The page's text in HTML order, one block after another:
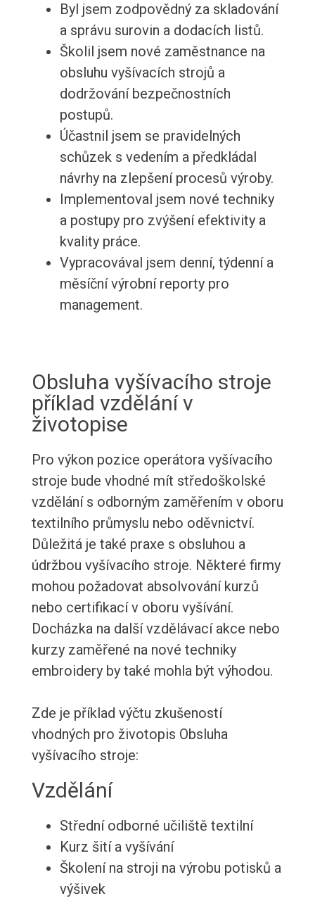
Byl jsem zodpovědný za skladování
a správu surovin a dodacích listů.
Školil jsem nové zaměstnance na
obsluhu vyšívacích strojů a
dodržování bezpečnostních
postupů.
Účastnil jsem se pravidelných
schůzek s vedením a předkládal
návrhy na zlepšení procesů výroby.
Implementoval jsem nové techniky
a postupy pro zvýšení efektivity a
kvality práce.
Vypracovával jsem denní, týdenní a
měsíční výrobní reporty pro
management.
Obsluha vyšívacího stroje
příklad vzdělání v
životopise
Pro výkon pozice operátora vyšívacího
stroje bude vhodné mít středoškolské
vzdělání s odborným zaměřením v oboru
textilního průmyslu nebo oděvnictví.
Důležitá je také praxe s obsluhou a
údržbou vyšívacího stroje. Některé firmy
mohou požadovat absolvování kurzů
nebo certifikací v oboru vyšívání.
Docházka na další vzdělávací akce nebo
kurzy zaměřené na nové techniky
embroidery by také mohla být výhodou.
Zde je příklad výčtu zkušeností
vhodných pro životopis Obsluha
vyšívacího stroje:
Vzdělání
Střední odborné učiliště textilní
Kurz šití a vyšívání
Školení na stroji na výrobu potisků a
výšivek